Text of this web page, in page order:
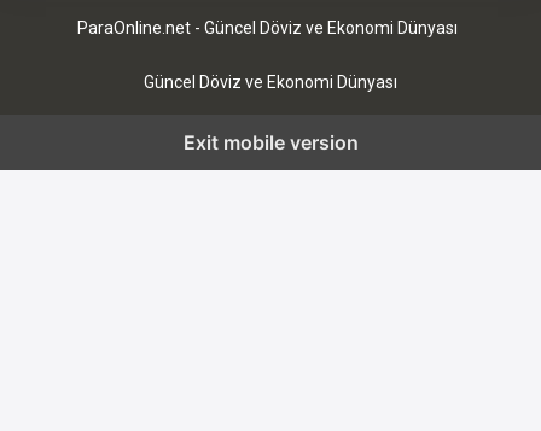
ParaOnline.net - Güncel Döviz ve Ekonomi Dünyası
Güncel Döviz ve Ekonomi Dünyası
Exit mobile version